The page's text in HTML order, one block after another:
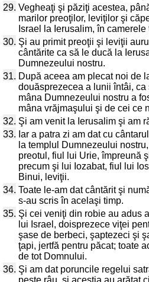
29. Vegheaţi şi păziţi acestea,
marilor preoţilor, leviţilor şi
Israel la Ierusalim, în
30. Şi au primit preoţii şi leviţii
cântărite ca să le ducă la
Dumnezeului nostru.
31. După aceea am plecat noi de
douăsprezecea a lunii întâi,
mâna Dumnezeului nostru a
mâna vrăjmaşului şi de cei ce
32. Şi am venit la Ierusalim şi am
33. Iar a patra zi am dat cu
la templul Dumnezeului
preotul, fiul lui Urie, împreună
precum şi lui Iozabat, fiul lui
Binui, leviţii.
34. Toate le-am dat cântărit şi
s-au scris în acelaşi timp.
35. Şi cei veniţi din robie au adus
lui Israel, doisprezece viţei
şase de berbeci, şaptezeci şi
ţapi, jertfă pentru păcat; toate
de tot Domnului.
36. Şi am dat poruncile regelui
peste râu, şi aceştia au arătat